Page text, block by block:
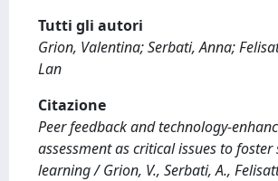
Tutti gli autori
Grion, Valentina; Serbati, Anna;
Lan
Citazione
Peer feedback and technology-
assessment as critical issues to foster
learning / Grion, V., Serbati, A.,